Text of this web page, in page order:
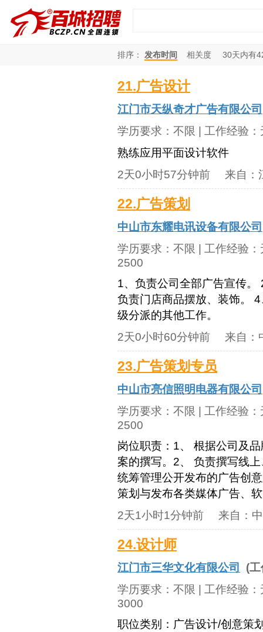
排序： 发布时间 相关度 30天内有
21.广告设计
江门市天纵奇才广告有限公司
学历要求： 不限 | 工作经验：
熟练应用平面设计软件
2天0小时57分钟前 来自：
22.广告策划
中山市东耀电讯设备有限公司
学历要求： 不限 | 工作经验：
2500
1、负责公司全部广告宣传
负责门店商品摆放、装饰。
级分派的其他工作。
2天0小时60分钟前 来自：
23.广告策划专员
中山市亮信照明电器有限公司
学历要求： 不限 | 工作经验：
2500
岗位职责：1、 根据公司及
案的撰写。2、 负责撰写线
统筹管理公开发布的广告创
策划与发布各类媒体广告、
2天1小时1分钟前 来自：
24.设计师
江门市三华文化有限公司
(
学历要求： 不限 | 工作经验：
3000
职位类别：广告设计/创意策